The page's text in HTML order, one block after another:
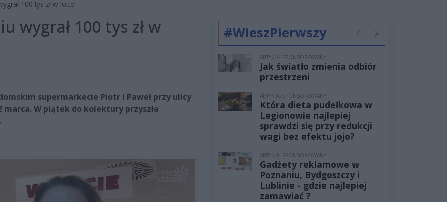
100 tys zł w lotto
wygrał 100 tys zł w
supermarkecie Piotr i Paweł przy ulicy
marca. W piątek do kolektury przyszła
#WieszPierwszy PoprzednieNastępne
ARTYKUŁ SPONSOROWANY
Jak światło zmienia odbiór
przestrzeni
ARTYKUŁ SPONSOROWANY
Która dieta pudełkowa w
Legionowie najlepiej
sprawdzi się przy redukcji
wagi bez efektu jojo?
ARTYKUŁ SPONSOROWANY
Gadżety reklamowe w
Poznaniu, Bydgoszczy i
Lublinie - gdzie najlepiej
zamawiać ?